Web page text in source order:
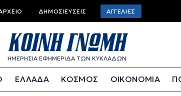
Top
bar
menu
ΔΗΜΟΣΙΕΎΣΕΙΣ ΑΓΓΕΛΊΕΣ
ΗΜΕΡΗΣΙΑ ΕΦΗΜΕΡΙΔΑ ΤΩΝ ΚΥΚΛΑΔΩΝ
ΕΛΛΑΔΑ ΚΟΣΜΟΣ ΟΙΚΟΝΟΜΙΑ